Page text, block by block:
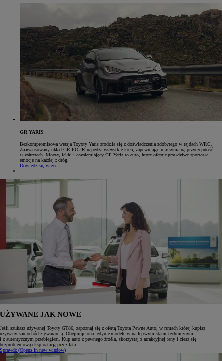
GR YARIS
Bezkompromisowa wersja Toyoty Yaris zrodziła się z doświadczenia zdobytego w rajdach WRC.
Zaawansowany układ GR-FOUR napędza wszystkie koła, zapewniając maksymalną przyczepność
w zakrętach. Mocny, lekki i oszałamiający GR Yaris to auto, które oferuje prawdziwe sportowe
emocje na każdej z dróg.
Dowiedz się więcej
UŻYWANE JAK NOWE
Jeśli szukasz używanej Toyoty GT86, zapoznaj się z ofertą Toyota Pewne Auto, w ramach której kupisz
używany samochód z gwarancją. Obejmuje ona jedynie modele w najlepszym stanie technicznym
i z autentycznym przebiegiem. Kup auto z pewnego źródła, skorzystaj z atrakcyjnej ceny i ciesz się
bezproblemową eksploatacją przez lata.
Sprawdź (Opens in new window)